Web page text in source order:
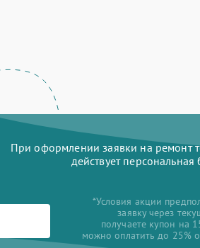
При оформлении заявки на ремонт
действует
*Условия акции
заявку через
получаете купон на
можно оплатить до 25%